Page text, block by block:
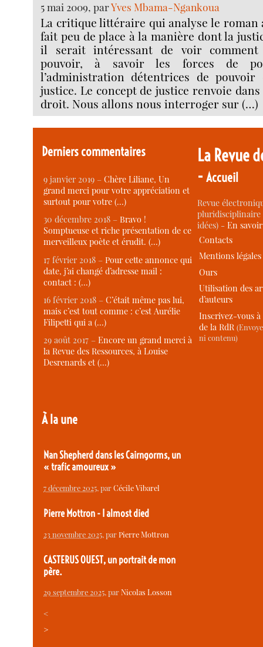
5 mai 2009, parYves Mbama-Ngankoua
La critique littéraire qui analyse le roman
fait peu de place à la manière dont la
il serait intéressant de voir comment
pouvoir, à savoir les forces de
l’administration détentrices de pouvoir
justice. Le concept de justice renvoie
droit. Nous allons nous interroger sur (…)
Derniers commentaires
9 janvier 2019 –Chère Liliane, Un
grand merci pour votre appréciation et
surtout pour votre (…)
30 décembre 2018 –Bravo !
Somptueuse et riche présentation de ce
merveilleux poète et érudit. (…)
17 février 2018 –Pour cette annonce qui
date, j’ai changé d’adresse mail :
contact : (…)
16 février 2018 –C’était même pas lui,
mais c’est tout comme : c’est Aurélie
Filipetti qui a (…)
29 août 2017 –Encore un grand merci à
la Revue des Ressources, à Louise
Desrenards et (…)
À la une
Nan Shepherd dans les Cairngorms, un
« trafic amoureux »
7 décembre 2025, parCécile Vibarel
Pierre Mottron - I almost died
23 novembre 2025, parPierre Mottron
CASTERUS OUEST, un portrait de mon
père.
29 septembre 2025, parNicolas Losson
<
>
La Revue
-Accueil
Revue
idées) -En
Contacts
Mentions légales
Ours
Utilisation des
d’auteurs
Inscrivez-vous
de la RdR
ni contenu)